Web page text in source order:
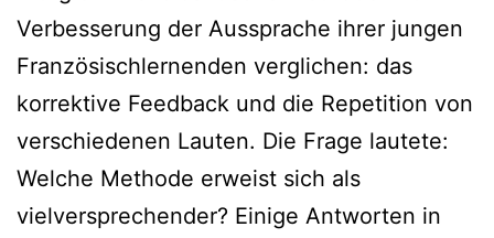
Verbesserung der Aussprache ihrer jungen
Französischlernenden verglichen: das
korrektive Feedback und die Repetition von
verschiedenen Lauten. Die Frage lautete:
Welche Methode erweist sich als
vielversprechender? Einige Antworten in